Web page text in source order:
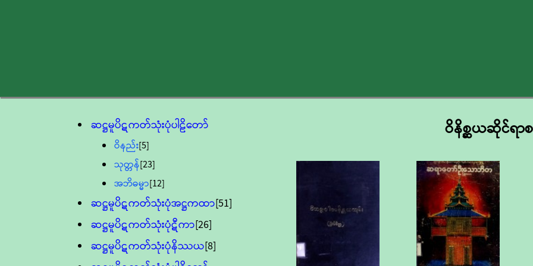
ဆဋ္ဌမူပိဋကတ်သုံးပုံပါဠိတော်
ဝိနည်း[5]
သုတ္တန်[23]
အဘိဓမ္မာ[12]
ဆဋ္ဌမူပိဋကတ်သုံးပုံအဋ္ဌကထာ[51]
ဆဋ္ဌမူပိဋကတ်သုံးပုံဋီကာ[26]
ဆဋ္ဌမူပိဋကတ်သုံးပုံနိဿယ[8]
ဝိနိစ္ဆယဆိုင်ရာစ